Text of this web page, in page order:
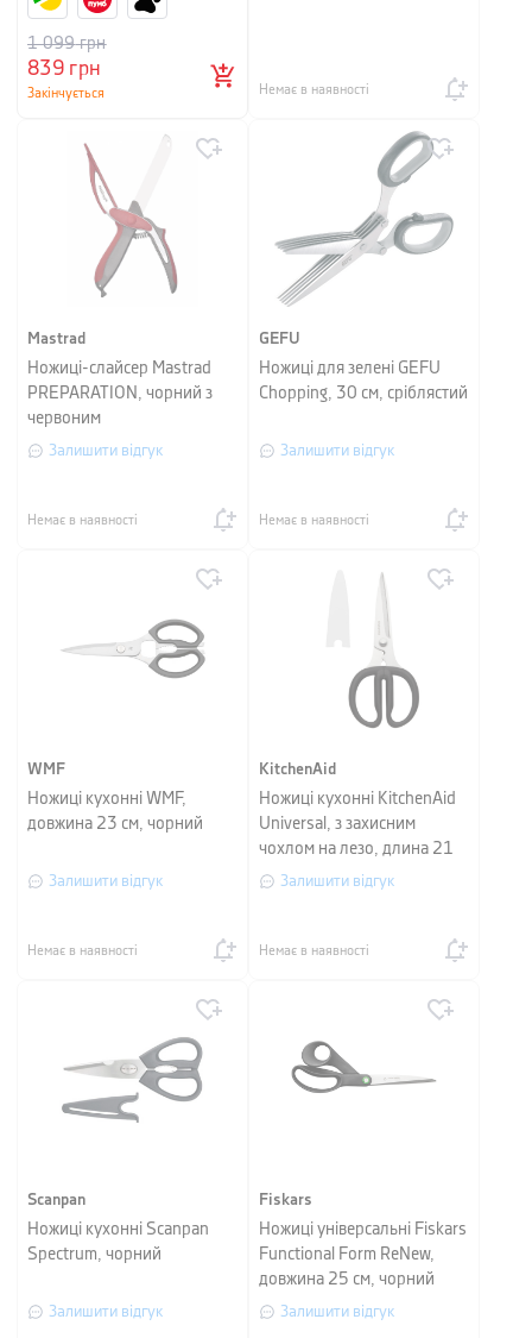
839грн
1 099грн
Закінчується Немає в наявності
Mastrad
Ножиці-слайсер Mastrad
PREPARATION, чорний з
червоним
Залишити відгук
Немає в наявності
GEFU
Ножиці для зелені GEFU
Chopping, 30 см, сріблястий
Залишити відгук
Немає в наявності
WMF
Ножиці кухонні WMF,
довжина 23 см, чорний
Залишити відгук
Немає в наявності
KitchenAid
Ножиці кухонні KitchenAid
Universal, з захисним
чохлом на лезо, длина 21
см Залишити відгук
Немає в наявності
Scanpan
Ножиці кухонні Scanpan
Spectrum, чорний
Залишити відгук
Fiskars
Ножиці універсальні Fiskars
Functional Form ReNew,
довжина 25 см, чорний
Залишити відгук